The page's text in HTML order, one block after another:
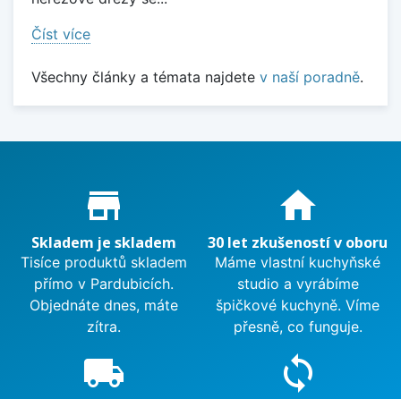
Číst více
Všechny články a témata najdete v naší poradně.
Proč nakupovat u nás?
store_mall_directory
Skladem je skladem
Tisíce produktů skladem
přímo v Pardubicích.
Objednáte dnes, máte
zítra.
home
30 let zkušeností v oboru
Máme vlastní kuchyňské
studio a vyrábíme
špičkové kuchyně. Víme
přesně, co funguje.
local_shipping sync